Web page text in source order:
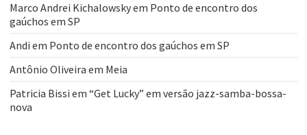
Marco Andrei Kichalowskyem Ponto de encontro dos
gaúchos em SP
Andi em Ponto de encontro dos gaúchos em SP
Antônio Oliveira em Meia
Patricia Bissi em “Get Lucky” em versão jazz-samba-bossa-
nova